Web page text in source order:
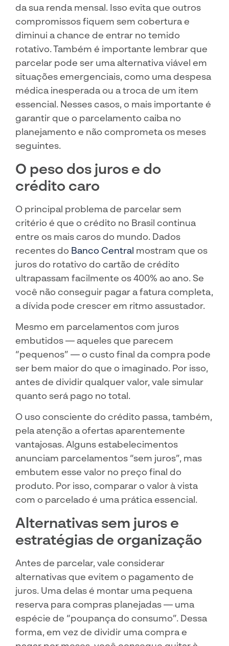
da sua renda mensal. Isso evita que outros
compromissos fiquem sem cobertura e
diminui a chance de entrar no temido
rotativo. Também é importante lembrar que
parcelar pode ser uma alternativa viável em
situações emergenciais, como uma despesa
médica inesperada ou a troca de um item
essencial. Nesses casos, o mais importante é
garantir que o parcelamento caiba no
planejamento e não comprometa os meses
seguintes.
O peso dos juros e do
crédito caro
O principal problema de parcelar sem
critério é que o crédito no Brasil continua
entre os mais caros do mundo. Dados
recentes do Banco Central mostram que os
juros do rotativo do cartão de crédito
ultrapassam facilmente os 400% ao ano. Se
você não conseguir pagar a fatura completa,
a dívida pode crescer em ritmo assustador.
Mesmo em parcelamentos com juros
embutidos — aqueles que parecem
“pequenos” — o custo final da compra pode
ser bem maior do que o imaginado. Por isso,
antes de dividir qualquer valor, vale simular
quanto será pago no total.
O uso consciente do crédito passa, também,
pela atenção a ofertas aparentemente
vantajosas. Alguns estabelecimentos
anunciam parcelamentos “sem juros”, mas
embutem esse valor no preço final do
produto. Por isso, comparar o valor à vista
com o parcelado é uma prática essencial.
Alternativas sem juros e
estratégias de organização
Antes de parcelar, vale considerar
alternativas que evitem o pagamento de
juros. Uma delas é montar uma pequena
reserva para compras planejadas — uma
espécie de “poupança do consumo”. Dessa
forma, em vez de dividir uma compra e